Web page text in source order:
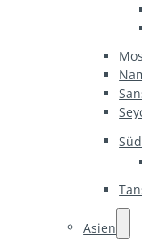
Asien